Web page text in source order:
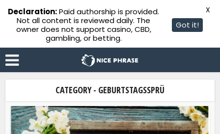
CATEGORY - GEBURTSTAGSSPRÜ
Declaration:Paid authorship is provided.
Not all content is reviewed daily. The
owner does not support casino, CBD,
gambling, or betting.
Got it!
X